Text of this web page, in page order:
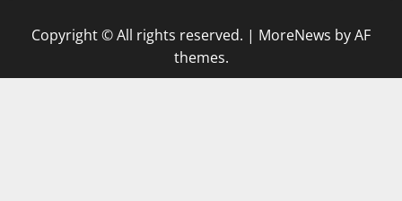
Copyright © All rights reserved. | MoreNews by AF
themes.